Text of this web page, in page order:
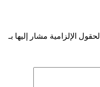
الحقول الإلزامية مشار إليها بـ